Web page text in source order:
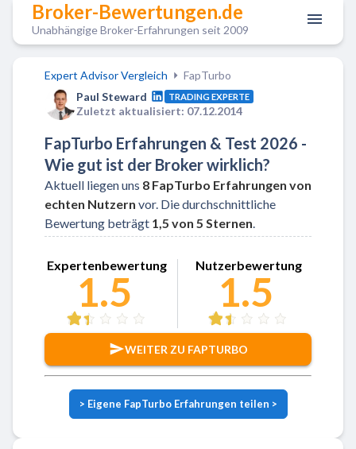
Broker-Bewertungen.de
Unabhängige Broker-Erfahrungen seit 2009
Expert Advisor Vergleich
FapTurbo
Paul Steward
TRADING EXPERTE
Zuletzt aktualisiert: 07.12.2014
FapTurbo Erfahrungen & Test 2026 -
Wie gut ist der Broker wirklich?
Aktuell liegen uns 8 FapTurbo Erfahrungen von
echten Nutzern vor. Die durchschnittliche
Bewertung beträgt 1,5 von 5 Sternen
Zu FapTurbo
Expertenbewertung
1.5
Nutzerbewertung
1.5
WEITER ZU FAPTURBO
> Eigene FapTurbo Erfahrungen teilen >